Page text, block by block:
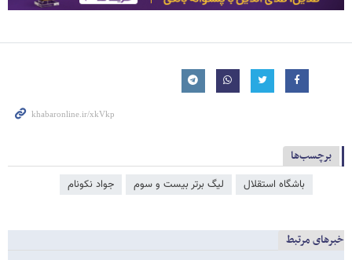
برچسب‌ها
باشگاه استقلال لیگ برتر بیست و سوم جواد نکونام
خبرهای مرتبط